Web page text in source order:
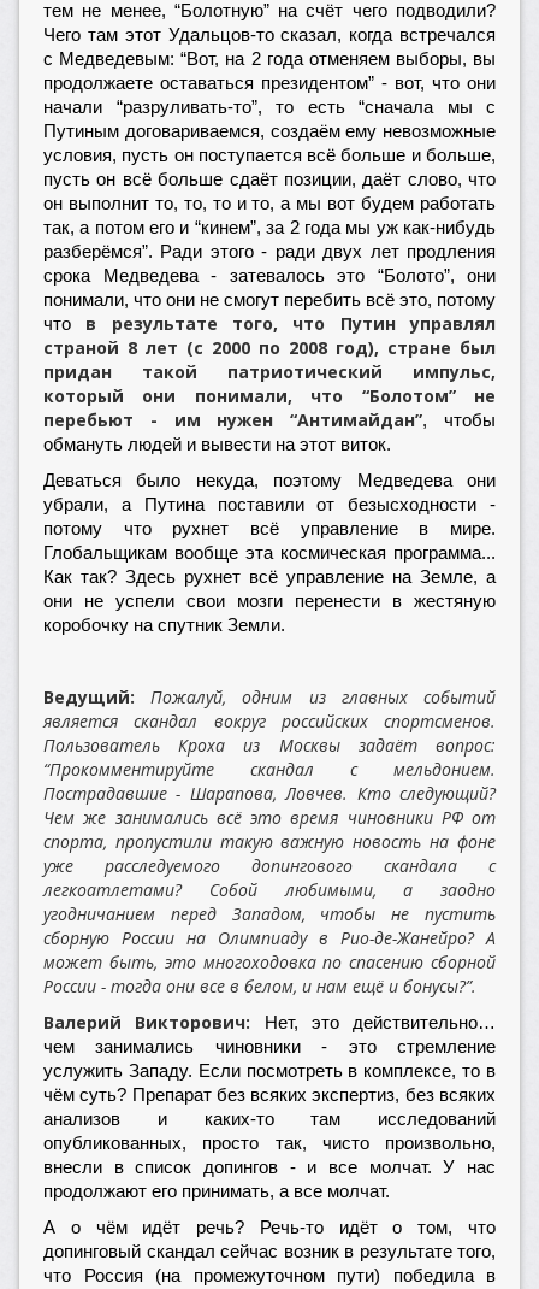
тем не менее, “Болотную” на счёт чего подводили?
Чего там этот Удальцов-то сказал, когда встречался
с Медведевым: “Вот, на 2 года отменяем выборы, вы
продолжаете оставаться президентом” - вот, что они
начали “разруливать-то”, то есть “сначала мы с
Путиным договариваемся, создаём ему невозможные
условия, пусть он поступается всё больше и больше,
пусть он всё больше сдаёт позиции, даёт слово, что
он выполнит то, то, то и то, а мы вот будем работать
так, а потом его и “кинем”, за 2 года мы уж как-нибудь
разберёмся”. Ради этого - ради двух лет продления
срока Медведева - затевалось это “Болото”, они
понимали, что они не смогут перебить всё это, потому
что в результате того, что Путин управлял
страной 8 лет (с 2000 по 2008 год), стране был
придан такой патриотический импульс,
который они понимали, что “Болотом” не
перебьют - им нужен “Антимайдан”, чтобы
обмануть людей и вывести на этот виток.
Деваться было некуда, поэтому Медведева они
убрали, а Путина поставили от безысходности -
потому что рухнет всё управление в мире.
Глобальщикам вообще эта космическая программа...
Как так? Здесь рухнет всё управление на Земле, а
они не успели свои мозги перенести в жестяную
коробочку на спутник Земли.
Ведущий:
Пожалуй, одним из главных событий
является скандал вокруг российских спортсменов.
Пользователь Кроха из Москвы задаёт вопрос:
“Прокомментируйте скандал с мельдонием.
Пострадавшие - Шарапова, Ловчев. Кто следующий?
Чем же занимались всё это время чиновники РФ от
спорта, пропустили такую важную новость на фоне
уже расследуемого допингового скандала с
легкоатлетами? Собой любимыми, а заодно
угодничанием перед Западом, чтобы не пустить
сборную России на Олимпиаду в Рио-де-Жанейро? А
может быть, это многоходовка по спасению сборной
России - тогда они все в белом, и нам ещё и бонусы?”.
Валерий Викторович: Нет, это действительно…
чем занимались чиновники - это стремление
услужить Западу. Если посмотреть в комплексе, то в
чём суть? Препарат без всяких экспертиз, без всяких
анализов и каких-то там исследований
опубликованных, просто так, чисто произвольно,
внесли в список допингов - и все молчат. У нас
продолжают его принимать, а все молчат.
А о чём идёт речь? Речь-то идёт о том, что
допинговый скандал сейчас возник в результате того,
что Россия (на промежуточном пути) победила в